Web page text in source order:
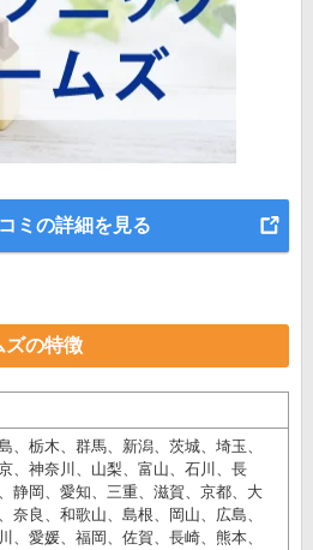
ミの詳細を見る
ズの特徴
、栃木、群馬、新潟、茨城、埼玉、
、神奈川、山梨、富山、石川、長
静岡、愛知、三重、滋賀、京都、大
奈良、和歌山、島根、岡山、広島、
、愛媛、福岡、佐賀、長崎、熊本、